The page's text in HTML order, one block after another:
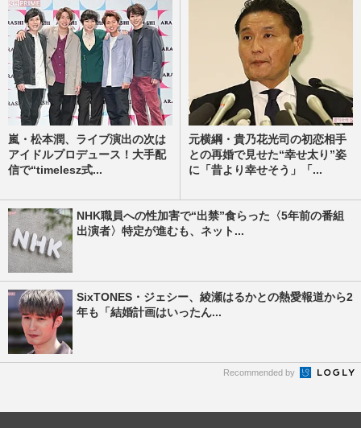
嵐・松本潤、ライブ演出の次は
アイドルプロデュース！大手配
信で“timelesz式...
元横綱・貴乃花光司の初恋相手
との再婚で見せた“幸せ太り”姿
に「昔より幸せそう」「...
NHK職員への性加害で“出禁”食らった〈5年前の番組
出演者〉特定が進むも、ネット...
SixTONES・ジェシー、綾瀬はるかとの熱愛報道から2
年も「結婚計画はいったん...
Recommended by